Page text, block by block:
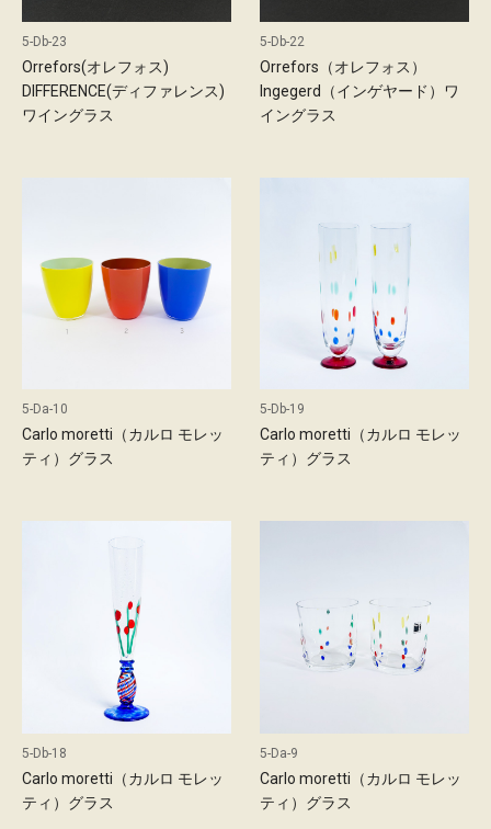
5-Db-23
Orrefors(オレフォス)
DIFFERENCE(ディファレンス)
ワイングラス
5-Db-22
Orrefors（オレフォス）
Ingegerd（インゲヤード）ワ
イングラス
5-Da-10
Carlo moretti（カルロ モレッ
ティ）グラス
5-Db-19
Carlo moretti（カルロ モレッ
ティ）グラス
5-Db-18
Carlo moretti（カルロ モレッ
ティ）グラス
5-Da-9
Carlo moretti（カルロ モレッ
ティ）グラス